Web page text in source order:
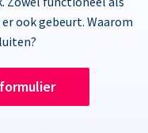
ook gebeurt. Waarom